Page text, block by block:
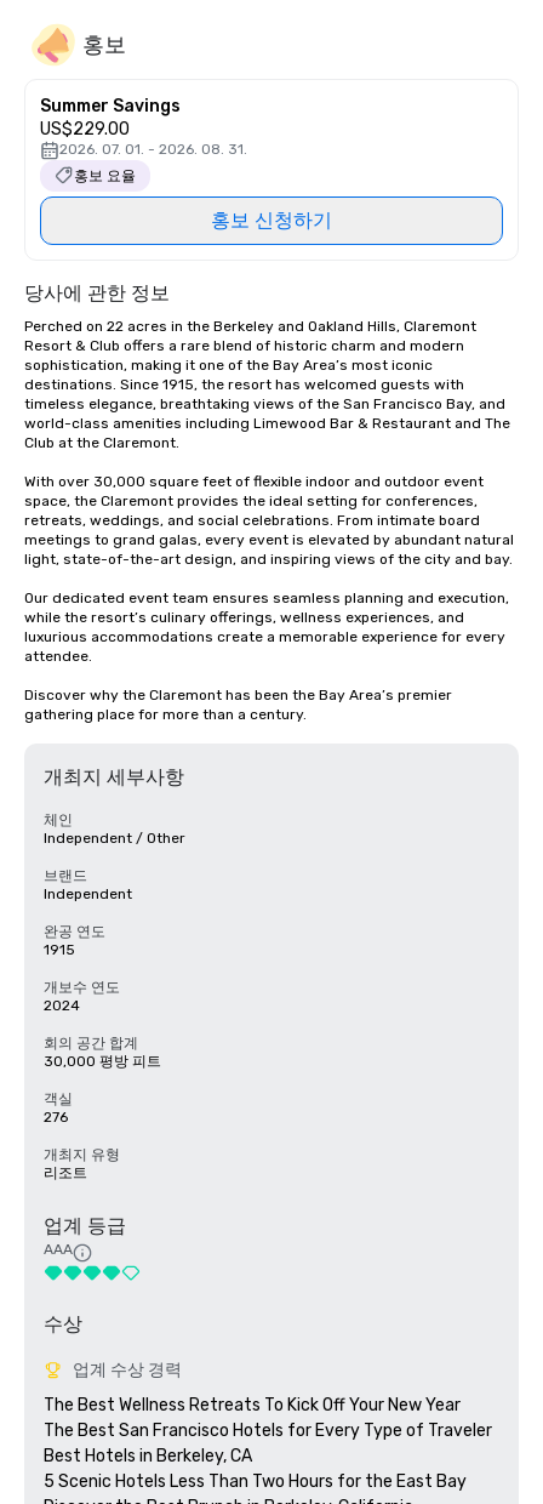
홍보
Summer Savings
US$229.00
2026. 07. 01. - 2026. 08. 31.
홍보 요율
홍보 신청하기
당사에 관한 정보
Perched on 22 acres in the Berkeley and Oakland Hills, Claremont
Resort & Club offers a rare blend of historic charm and modern
sophistication, making it one of the Bay Area’s most iconic
destinations. Since 1915, the resort has welcomed guests with
timeless elegance, breathtaking views of the San Francisco Bay, and
world-class amenities including Limewood Bar & Restaurant and The
Club at the Claremont.
With over 30,000 square feet of flexible indoor and outdoor event
space, the Claremont provides the ideal setting for conferences,
retreats, weddings, and social celebrations. From intimate board
meetings to grand galas, every event is elevated by abundant natural
light, state-of-the-art design, and inspiring views of the city and bay.
Our dedicated event team ensures seamless planning and execution,
while the resort’s culinary offerings, wellness experiences, and
luxurious accommodations create a memorable experience for every
attendee.
Discover why the Claremont has been the Bay Area’s premier
gathering place for more than a century.
개최지 세부사항
체인
Independent / Other
브랜드
Independent
완공 연도
1915
개보수 연도
2024
회의 공간 합계
30,000 평방 피트
객실
276
개최지 유형
리조트
업계 등급
AAA
수상
업계 수상 경력
The Best Wellness Retreats To Kick Off Your New Year
The Best San Francisco Hotels for Every Type of Traveler
Best Hotels in Berkeley, CA
5 Scenic Hotels Less Than Two Hours for the East Bay